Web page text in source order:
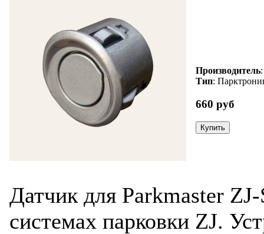
Производитель
Тип:
660 руб
Датчик для Parkmaster
системах парковки ZJ.